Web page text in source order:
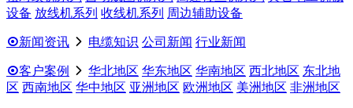
设备 放线机系列 收线机系列 周边辅助设备
新闻资讯  电缆知识 公司新闻 行业新闻
客户案例  华北地区 华东地区 华南地区 西北地区 东北地
区 西南地区 华中地区 亚洲地区 欧洲地区 美洲地区 非洲地区